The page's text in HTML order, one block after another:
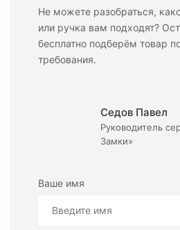
Не можете разобраться,
или ручка вам подходят?
бесплатно подберём товар
требования.
Седов Павел
Руководитель
Замки»
Ваше имя